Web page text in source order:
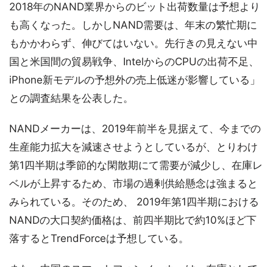
2018年のNAND業界からのビット出荷数量は予想より
も高くなった。しかしNAND需要は、年末の繁忙期に
もかかわらず、伸びてはいない。先行きの見えない中
国と米国間の貿易戦争、IntelからのCPUの出荷不足、
iPhone新モデルの予想外の売上低迷が影響している」
との調査結果を公表した。
NANDメーカーは、2019年前半を見据えて、今までの
生産能力拡大を減速させようとしているが、とりわけ
第1四半期は季節的な閑散期にて需要が減少し、在庫レ
ベルが上昇するため、市場の過剰供給懸念は強まると
みられている。そのため、 2019年第1四半期における
NANDの大口契約価格は、前四半期比で約10%ほど下
落するとTrendForceは予想している。